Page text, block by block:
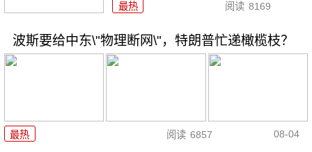
最热 阅读 8169
波斯要给中东\"物理断网\"，特朗普忙递橄榄枝？
最热 阅读 6857 08-04